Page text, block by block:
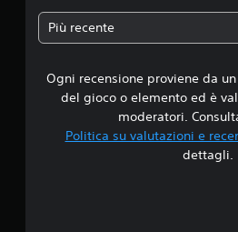
Più recente
Ogni recensione proviene da
del gioco o elemento ed è
moderatori.
Politica su valutazioni e
dettagli.